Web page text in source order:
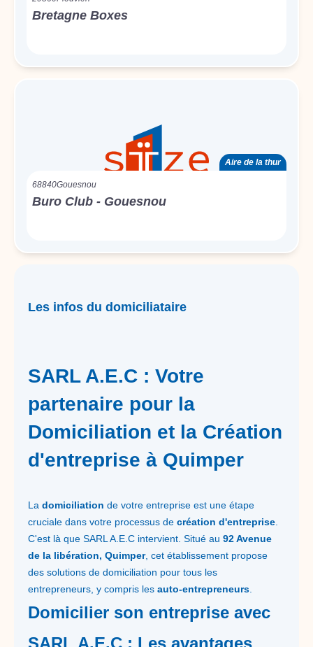
Bretagne Boxes
Aire de la thur
68840Gouesnou
Buro Club - Gouesnou
Les infos du domiciliataire
SARL A.E.C : Votre
partenaire pour la
Domiciliation et la Création
d'entreprise à Quimper
La domiciliation de votre entreprise est une étape
cruciale dans votre processus de création d'entreprise
C'est là que SARL A.E.C intervient. Situé au 92 Avenue
de la libération, Quimper, cet établissement propose
des solutions de domiciliation pour tous les
entrepreneurs, y compris les auto-entrepreneurs
Domicilier son entreprise avec
SARL A.E.C : Les avantages